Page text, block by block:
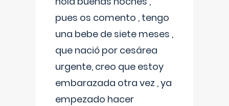
pues os comento , tengo
una bebe de siete meses ,
que nació por cesárea
urgente, creo que estoy
embarazada otra vez , ya
empezado hacer